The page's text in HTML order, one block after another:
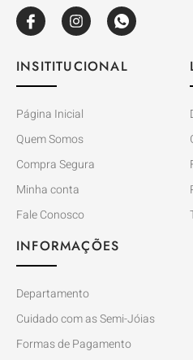
INSITITUCIONAL
Página Inicial
Quem Somos
Compra Segura
Minha conta
Fale Conosco
INFORMAÇÕES
Departamento
Cuidado com as Semi-Jóias
Formas de Pagamento